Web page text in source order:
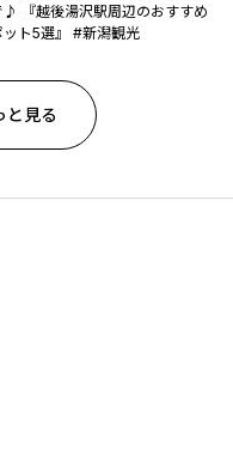
♪ 『越後湯沢駅周辺のおすすめ
ット5選』 #新潟観光
と見る